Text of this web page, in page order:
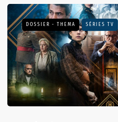
DOSSIER - THEMA SÉRIES TV